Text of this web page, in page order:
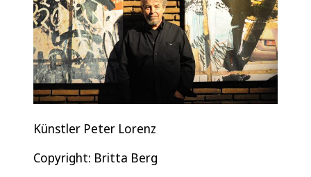
Künstler Peter Lorenz
Copyright: Britta Berg